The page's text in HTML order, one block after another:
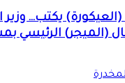
يكتب… وزير
(الميجر) الرئيسي